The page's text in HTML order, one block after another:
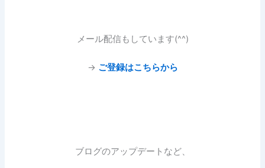
メール配信もしています(^^)
→ ご登録はこちらから
ブログのアップデートなど、